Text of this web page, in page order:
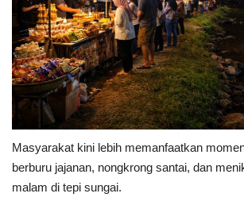
Masyarakat kini lebih memanfaatkan
berburu jajanan, nongkrong santai, dan
malam di tepi sungai.